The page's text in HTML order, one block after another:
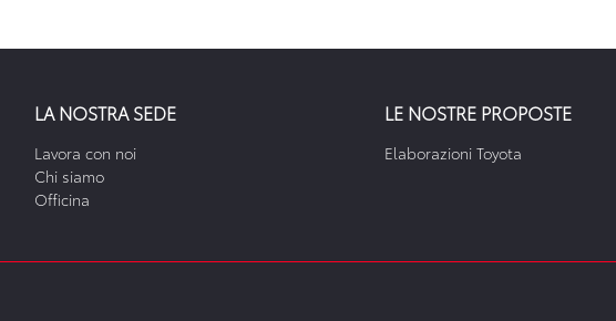
LA NOSTRA SEDE
Lavora con noi
Chi siamo
Officina
LE NOSTRE PROPOSTE
Elaborazioni Toyota